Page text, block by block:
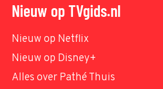
Nieuw op TVgids.nl
Nieuw op Netflix
Nieuw op Disney+
Alles over Pathé Thuis